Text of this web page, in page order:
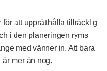
att upprätthålla tillräcklig
i den planeringen ryms
med vänner in. Att bara
är mer än nog.